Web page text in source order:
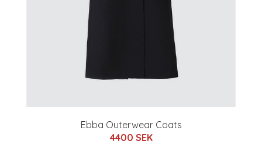
Ebba Outerwear Coats
4400 SEK